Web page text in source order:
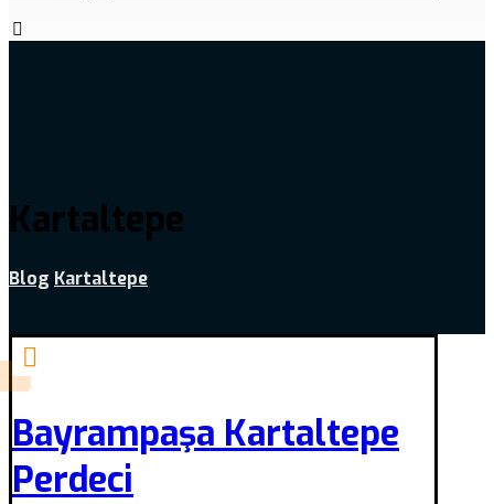
Kartaltepe
Blog Kartaltepe
Bayrampaşa Kartaltepe
Perdeci